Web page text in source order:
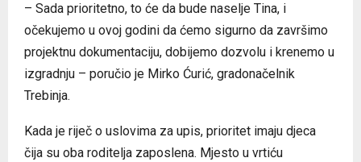
– Sada prioritetno, to će da bude naselje Tina, i
očekujemo u ovoj godini da ćemo sigurno da završimo
projektnu dokumentaciju, dobijemo dozvolu i krenemo u
izgradnju – poručio je Mirko Ćurić, gradonačelnik
Trebinja.
Kada je riječ o uslovima za upis, prioritet imaju djeca
čija su oba roditelja zaposlena. Mjesto u vrtiću